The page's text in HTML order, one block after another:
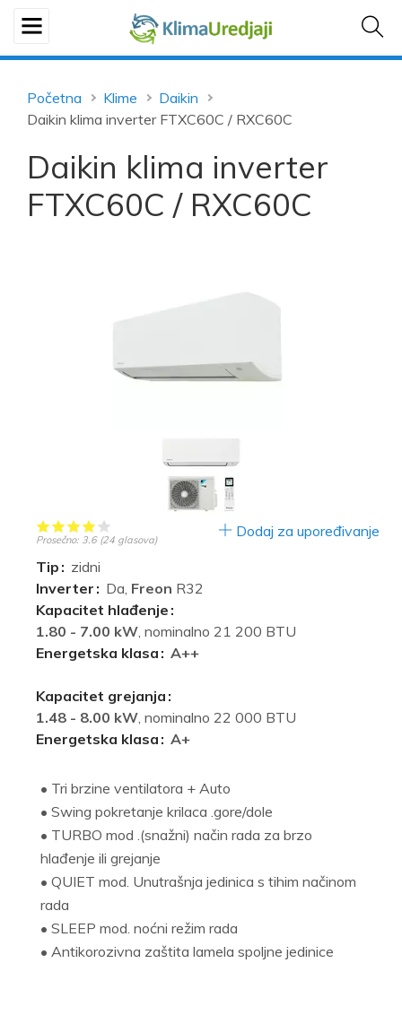
Početna Klime
Daikin
Daikin klima inverter FTXC60C / RXC60C
Daikin klima inverter
FTXC60C / RXC60C
Prosečno: 3.6 (24 glasova)
Tip
zidni
Inverter
Da, Freon R32
Kapacitet hlađenje
1.80 - 7.00 kW, nominalno 21 200 BTU
Energetska klasa
A++
Kapacitet grejanja
1.48 - 8.00 kW, nominalno 22 000 BTU
Energetska klasa
A+
Dodaj za upoređivanje
• Tri brzine ventilatora + Auto
• Swing pokretanje krilaca .gore/dole
• TURBO mod .(snažni) način rada za brzo
hlađenje ili grejanje
• QUIET mod. Unutrašnja jedinica s tihim načinom
rada
• SLEEP mod. noćni režim rada
• Antikorozivna zaštita lamela spoljne jedinice